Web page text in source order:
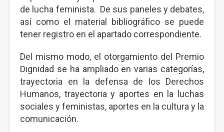
de lucha feminista. De sus paneles y debates,
así como el material bibliográfico se puede
tener registro en el apartado correspondiente.
Del mismo modo, el otorgamiento del Premio
Dignidad se ha ampliado en varias categorías,
trayectoria en la defensa de los Derechos
Humanos, trayectoria y aportes en la luchas
sociales y feministas, aportes en la cultura y la
comunicación.